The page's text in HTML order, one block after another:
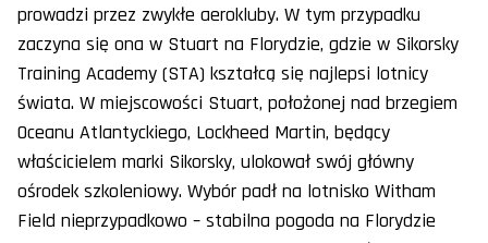
prowadzi przez zwykłe aerokluby. W tym przypadku
zaczyna się ona w Stuart na Florydzie, gdzie w Sikorsky
Training Academy (STA) kształcą się najlepsi lotnicy
świata. W miejscowości Stuart, położonej nad brzegiem
Oceanu Atlantyckiego, Lockheed Martin, będący
właścicielem marki Sikorsky, ulokował swój główny
ośrodek szkoleniowy. Wybór padł na lotnisko Witham
Field nieprzypadkowo – stabilna pogoda na Florydzie